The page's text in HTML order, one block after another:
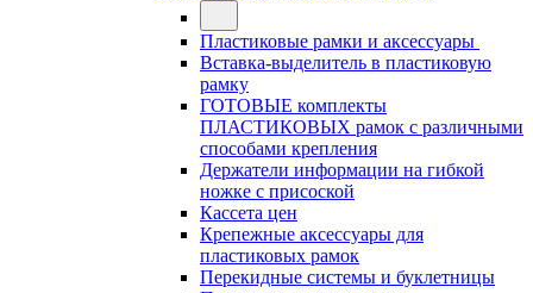
Пластиковые рамки и аксессуары
Вставка-выделитель в пластиковую
рамку
ГОТОВЫЕ комплекты
ПЛАСТИКОВЫХ рамок с различными
способами крепления
Держатели информации на гибкой
ножке с присоской
Кассета цен
Крепежные аксессуары для
пластиковых рамок
Перекидные системы и буклетницы